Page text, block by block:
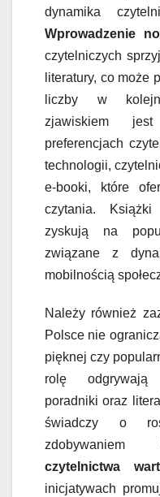
dynamika
Wprowadzenie
czytelniczych
literatury, co może
liczby w
zjawiskiem
preferencjach
technologii,
e-booki, które
czytania.
zyskują na
związane z
mobilnością
Należy również
Polsce nie
pięknej czy
rolę odgrywają
poradniki oraz
świadczy o
zdobywaniem
czytelnictwa
inicjatywach